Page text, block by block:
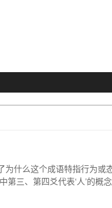
为什么这个成语特指行为或
三、第四爻代表‘人’的概